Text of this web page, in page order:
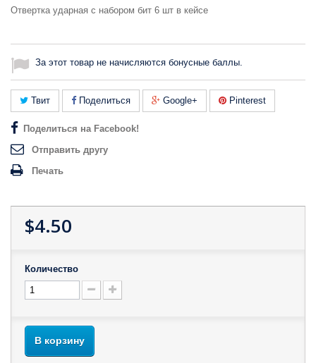
Отвертка ударная с набором бит 6 шт в кейсе
За этот товар не начисляются бонусные баллы.
Твит Поделиться Google+ Pinterest
Поделиться на Facebook!
Отправить другу
Печать
$4.50
Количество
В корзину